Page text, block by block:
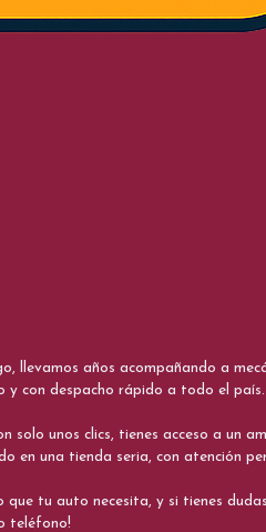
llevamos años acompañando a
y con despacho rápido a todo el país.
unos clics, tienes acceso a un
en una tienda seria, con atención
tu auto necesita, y si tienes
teléfono!